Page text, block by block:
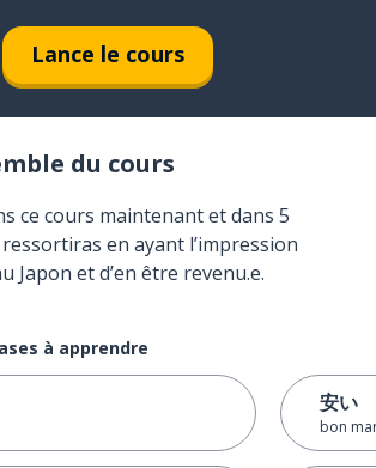
Lance le cours
du cours
ce cours maintenant et dans 5
en ayant l’impression
Japon et d’en être revenu.e.
à apprendre
安い
bon